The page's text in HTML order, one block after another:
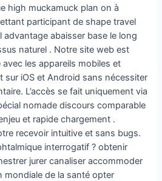
high muckamuck plan on à
participant de shape travel
abaisser base le long
naturel . Notre site web est
les appareils mobiles et
iOS et Android sans nécessiter
L’accès se fait uniquement via
nomade discours comparable
et rapide chargement .
recevoir intuitive et sans bugs.
interrogatif ? obtenir
jurer canaliser accommoder
mondiale de la santé opter